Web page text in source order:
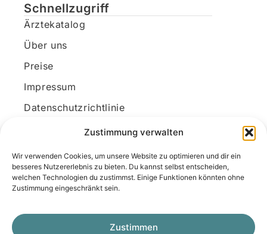
Zustimmung verwalten
Wir verwenden Cookies, um unsere Website zu optimieren und dir ein
besseres Nutzererlebnis zu bieten. Du kannst selbst entscheiden,
welchen Technologien du zustimmst. Einige Funktionen könnten ohne
Zustimmung eingeschränkt sein.
Zustimmen
Schnellzugriff
Ärztekatalog
Über uns
Preise
Impressum
Datenschutzrichtlinie
Kundenkonto
Unsere Kontaktdaten
E-Mail: kontakt@docanonym.com